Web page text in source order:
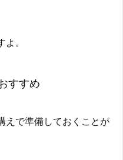
。
すすめ
えで準備しておくことが